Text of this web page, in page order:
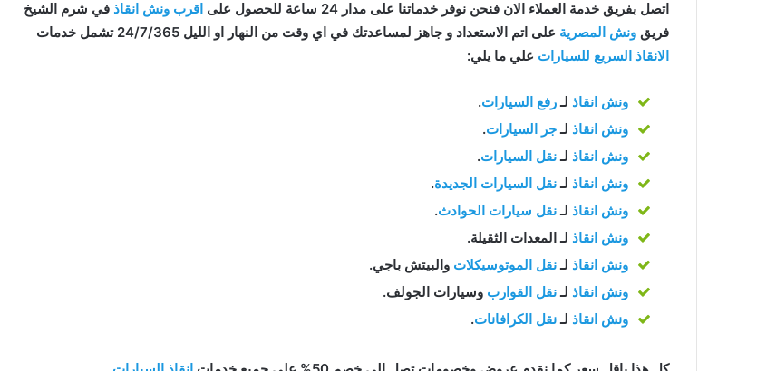
اتصل بفريق خدمة العملاء الان فنحن نوفر خدماتنا على مدار 24 ساعة للحصول على اقرب ونش انقاذ في شرم الشيخ
فريق ونش المصرية على اتم الاستعداد و جاهز لمساعدتك في اي وقت من النهار او الليل 24/7/365 تشمل خدمات
الانقاذ السريع للسيارات علي ما يلي:
ونش انقاذ لـرفع السيارات.
ونش انقاذ لـجر السيارات.
ونش انقاذ لـنقل السيارات.
ونش انقاذ لـنقل السيارات الجديدة.
ونش انقاذ لـنقل سيارات الحوادث.
ونش انقاذ لـ المعدات الثقيلة.
ونش انقاذ لـنقل الموتوسيكلات والبيتش باجي.
ونش انقاذ لـنقل القوارب وسيارات الجولف.
ونش انقاذ لـنقل الكرافانات.